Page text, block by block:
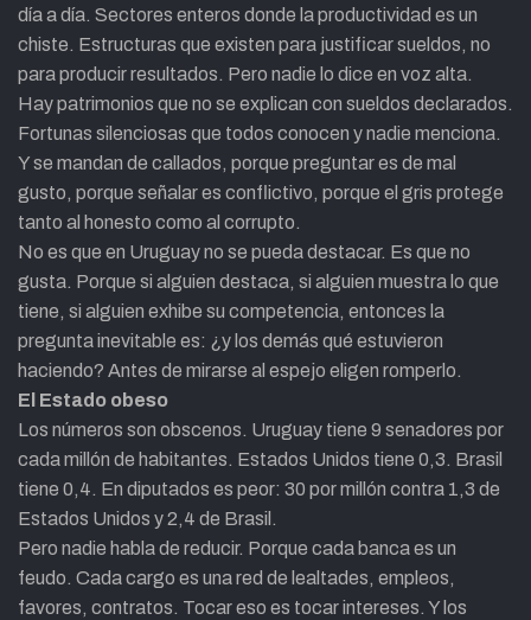
día a día. Sectores enteros donde la productividad es un
chiste. Estructuras que existen para justificar sueldos, no
para producir resultados. Pero nadie lo dice en voz alta.
Hay patrimonios que no se explican con sueldos declarados.
Fortunas silenciosas que todos conocen y nadie menciona.
Y se mandan de callados, porque preguntar es de mal
gusto, porque señalar es conflictivo, porque el gris protege
tanto al honesto como al corrupto.
No es que en Uruguay no se pueda destacar. Es que no
gusta. Porque si alguien destaca, si alguien muestra lo que
tiene, si alguien exhibe su competencia, entonces la
pregunta inevitable es: ¿y los demás qué estuvieron
haciendo? Antes de mirarse al espejo eligen romperlo.
El Estado obeso
Los números son obscenos. Uruguay tiene 9 senadores por
cada millón de habitantes. Estados Unidos tiene 0,3. Brasil
tiene 0,4. En diputados es peor: 30 por millón contra 1,3 de
Estados Unidos y 2,4 de Brasil.
Pero nadie habla de reducir. Porque cada banca es un
feudo. Cada cargo es una red de lealtades, empleos,
favores, contratos. Tocar eso es tocar intereses. Y los